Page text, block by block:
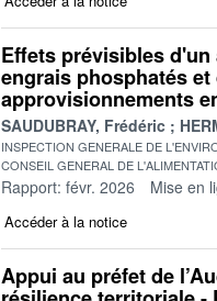
Effets prévisibles d'un
engrais phosphatés
approvisionnements
SAUDUBRAY, Frédéric
INSPECTION GENERALE DE
CONSEIL GENERAL DE
Rapport: févr. 2026 Mise en
Accéder à la notice
Appui au préfet de